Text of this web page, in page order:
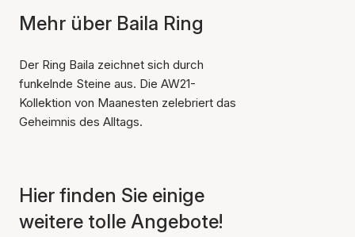
Mehr über Baila Ring
Der Ring Baila zeichnet sich durch
funkelnde Steine aus. Die AW21-
Kollektion von Maanesten zelebriert das
Geheimnis des Alltags.
Hier finden Sie einige
weitere tolle Angebote!